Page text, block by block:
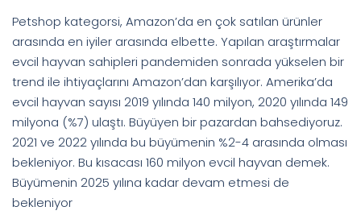
Petshop kategorsi, Amazon’da en çok satılan ürünler
arasında en iyiler arasında elbette. Yapılan araştırmalar
evcil hayvan sahipleri pandemiden sonrada yükselen bir
trend ile ihtiyaçlarını Amazon’dan karşılıyor. Amerika’da
evcil hayvan sayısı 2019 yılında 140 milyon, 2020 yılında 149
milyona (%7) ulaştı. Büyüyen bir pazardan bahsediyoruz.
2021 ve 2022 yılında bu büyümenin %2-4 arasında olması
bekleniyor. Bu kısacası 160 milyon evcil hayvan demek.
Büyümenin 2025 yılına kadar devam etmesi de
bekleniyor